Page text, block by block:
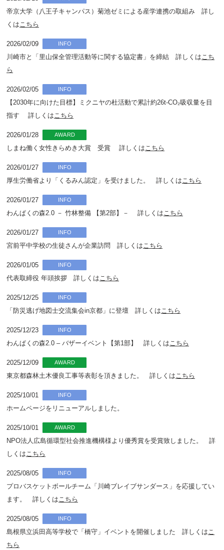
帝京大学（八王子キャンパス）菊池ゼミによる産学連携の取組み 詳し
くはこちら
2026/02/09 INFO
川崎市と「里山保全管理活動等に関する協定書」を締結 詳しくはこち
ら
2026/02/05 INFO
【2030年に向けた目標】ミクニヤの杜活動で累計約26t-CO₂吸収量を目
指す 詳しくはこちら
2026/01/28 AWARD
しまね働く女性きらめき大賞 受賞 詳しくはこちら
2026/01/27 INFO
厚生労働省より「くるみん認定」を受けました。 詳しくはこちら
2026/01/27 INFO
わんぱくの森2.0 － 竹林整備 【第2部】－ 詳しくはこちら
2026/01/27 INFO
宮前平中学校の生徒さんが企業訪問 詳しくはこちら
2026/01/05 INFO
代表取締役 年頭挨拶 詳しくはこちら
2025/12/25 INFO
「防災逃げ地図士交流集会in京都」に登壇 詳しくはこちら
2025/12/23 INFO
わんぱくの森2.0 – バザーイベント【第1部】 詳しくはこちら
2025/12/09 AWARD
東京都森林土木優良工事等表彰を頂きました。 詳しくはこちら
2025/10/01 INFO
ホームページをリニューアルしました。
2025/10/01 AWARD
NPO法人広島循環型社会推進機構様より優秀賞を受賞致しました。 詳
しくはこちら
2025/08/05 INFO
プロバスケットボールチーム「川崎ブレイブサンダース」を応援してい
ます。 詳しくはこちら
2025/08/05 INFO
島根県立浜田高等学校で「橋守」イベントを開催しました 詳しくはこ
ちら